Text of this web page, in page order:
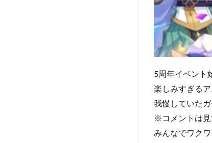
5周年イベント
楽しみすぎる
我慢していた
※コメントは見
みんなでワク